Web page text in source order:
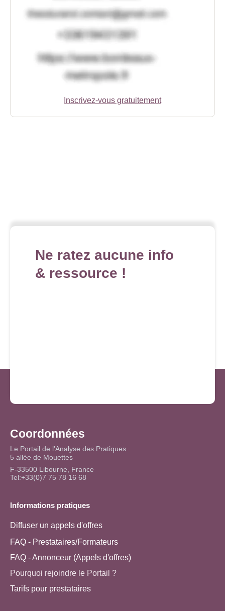
Inscrivez-vous gratuitement
Ne ratez aucune info
& ressource !
Coordonnées
Le Portail de l'Analyse des Pratiques
5 allée de Mouettes
F-33500 Libourne, France
Tel:+33(0)7 75 78 16 68
Informations pratiques
Diffuser un appels d'offres
FAQ - Prestataires/Formateurs
FAQ - Annonceur (Appels d'offres)
Pourquoi rejoindre le Portail ?
Tarifs pour prestataires